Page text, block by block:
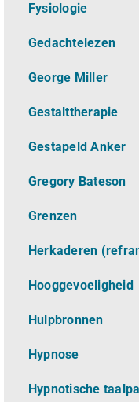
Fysiologie
Gedachtelezen
George Miller
Gestalttherapie
Gestapeld Anker
Gregory Bateson
Grenzen
Herkaderen
Hooggevoeligheid
Hulpbronnen
Hypnose
Hypnotische